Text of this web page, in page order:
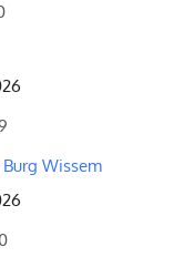
Wissem